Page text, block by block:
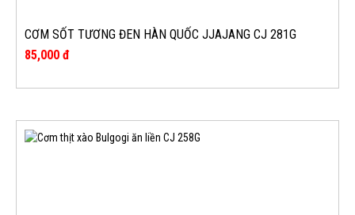
CƠM SỐT TƯƠNG ĐEN HÀN QUỐC JJAJANG CJ 281G
85,000 đ